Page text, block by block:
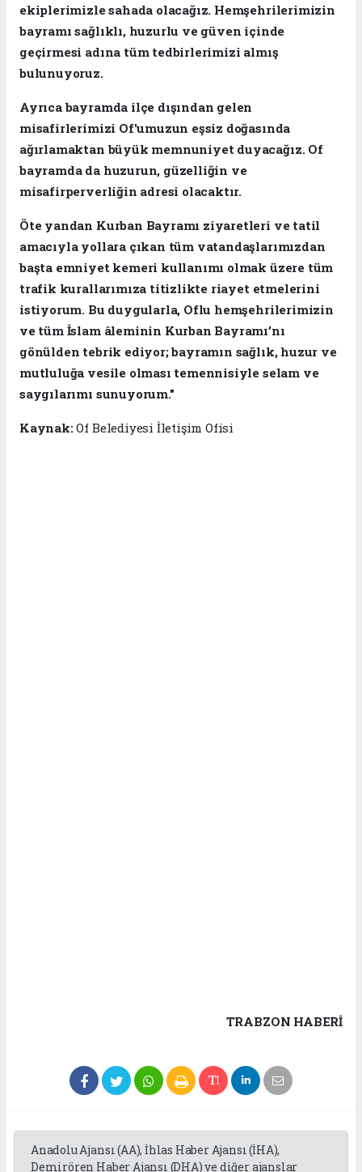
ekiplerimizle sahada olacağız. Hemşehrilerimizin
bayramı sağlıklı, huzurlu ve güven içinde
geçirmesi adına tüm tedbirlerimizi almış
bulunuyoruz.
Ayrıca bayramda ilçe dışından gelen
misafirlerimizi Of'umuzun eşsiz doğasında
ağırlamaktan büyük memnuniyet duyacağız. Of
bayramda da huzurun, güzelliğin ve
misafirperverliğin adresi olacaktır.
Öte yandan Kurban Bayramı ziyaretleri ve tatil
amacıyla yollara çıkan tüm vatandaşlarımızdan
başta emniyet kemeri kullanımı olmak üzere tüm
trafik kurallarımıza titizlikte riayet etmelerini
istiyorum. Bu duygularla, Oflu hemşehrilerimizin
ve tüm İslam âleminin Kurban Bayramı’nı
gönülden tebrik ediyor; bayramın sağlık, huzur ve
mutluluğa vesile olması temennisiyle selam ve
saygılarımı sunuyorum."
Kaynak:Of Belediyesi İletişim Ofisi
TRABZON HABERİ
Anadolu Ajansı (AA), İhlas Haber Ajansı (İHA),
Demirören Haber Ajansı (DHA) ve diğer ajanslar